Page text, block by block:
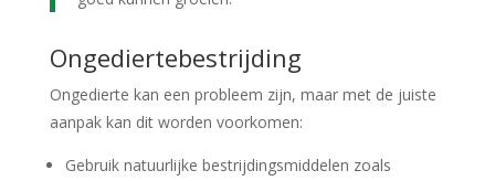
Ongediertebestrijding
Ongedierte kan een probleem zijn, maar met de juiste
aanpak kan dit worden voorkomen:
Gebruik natuurlijke bestrijdingsmiddelen zoals